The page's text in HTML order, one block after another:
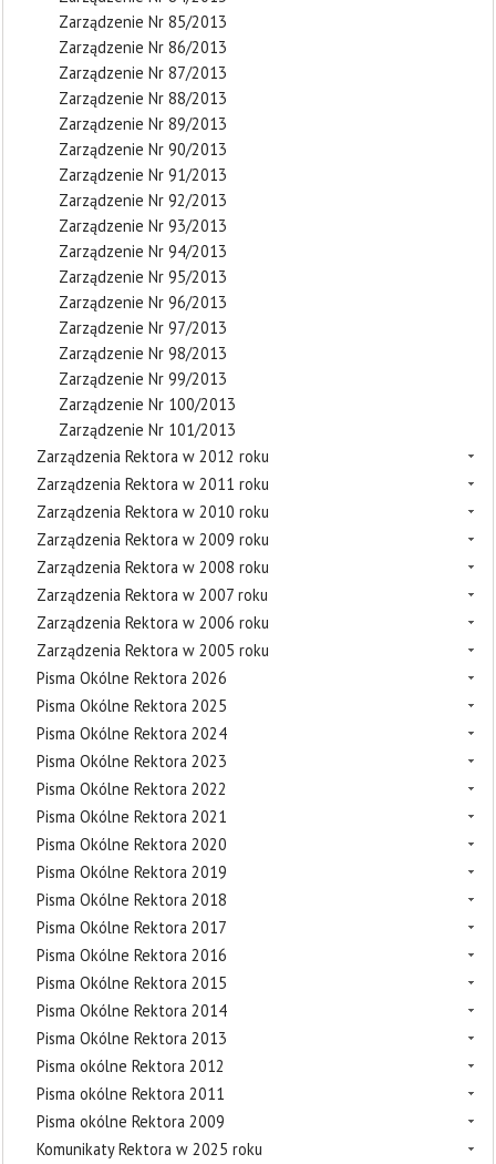
Zarządzenie Nr 85/2013
Zarządzenie Nr 86/2013
Zarządzenie Nr 87/2013
Zarządzenie Nr 88/2013
Zarządzenie Nr 89/2013
Zarządzenie Nr 90/2013
Zarządzenie Nr 91/2013
Zarządzenie Nr 92/2013
Zarządzenie Nr 93/2013
Zarządzenie Nr 94/2013
Zarządzenie Nr 95/2013
Zarządzenie Nr 96/2013
Zarządzenie Nr 97/2013
Zarządzenie Nr 98/2013
Zarządzenie Nr 99/2013
Zarządzenie Nr 100/2013
Zarządzenie Nr 101/2013
Zarządzenia Rektora w 2012 roku
Zarządzenia Rektora w 2011 roku
Zarządzenia Rektora w 2010 roku
Zarządzenia Rektora w 2009 roku
Zarządzenia Rektora w 2008 roku
Zarządzenia Rektora w 2007 roku
Zarządzenia Rektora w 2006 roku
Zarządzenia Rektora w 2005 roku
Pisma Okólne Rektora 2026
Pisma Okólne Rektora 2025
Pisma Okólne Rektora 2024
Pisma Okólne Rektora 2023
Pisma Okólne Rektora 2022
Pisma Okólne Rektora 2021
Pisma Okólne Rektora 2020
Pisma Okólne Rektora 2019
Pisma Okólne Rektora 2018
Pisma Okólne Rektora 2017
Pisma Okólne Rektora 2016
Pisma Okólne Rektora 2015
Pisma Okólne Rektora 2014
Pisma Okólne Rektora 2013
Pisma okólne Rektora 2012
Pisma okólne Rektora 2011
Pisma okólne Rektora 2009
Komunikaty Rektora w 2025 roku